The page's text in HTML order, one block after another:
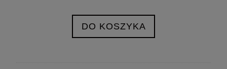
DO KOSZYKA